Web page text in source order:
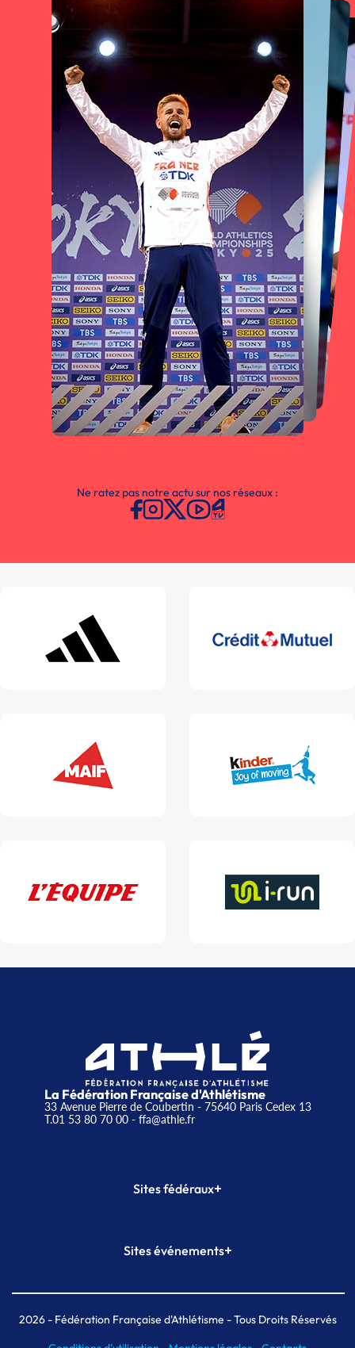
Ne ratez pas notre actu sur nos réseaux :
La Fédération Française d'Athlétisme
33 Avenue Pierre de Coubertin - 75640 Paris Cedex 13
T.01 53 80 70 00- ffa@athle.fr
Sites fédéraux+
Plateforme Formation
Sites événements+
Meeting de Paris indoor
MAIF Ekiden de Paris
2026- Fédération Française d'Athlétisme - Tous Droits Réservés